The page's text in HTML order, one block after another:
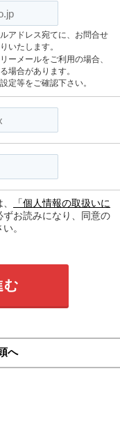
アドレス宛てに、お問合せ
いたします。
ーメールをご利用の場合、
場合があります。
定等をご確認下さい。
「個人情報の取扱いに
お読みになり、同意の
。
む
へ